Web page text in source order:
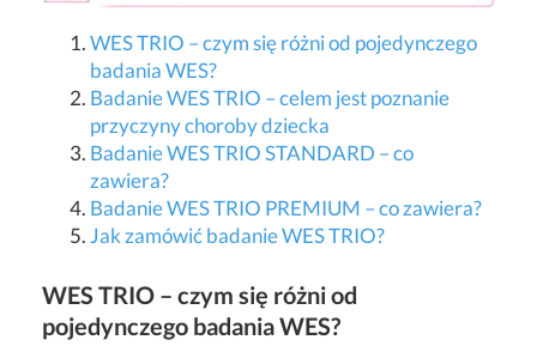
WES TRIO – czym się różni od pojedynczego
badania WES?
Badanie WES TRIO – celem jest poznanie
przyczyny choroby dziecka
Badanie WES TRIO STANDARD – co
zawiera?
Badanie WES TRIO PREMIUM – co zawiera?
Jak zamówić badanie WES TRIO?
WES TRIO – czym się różni od
pojedynczego badania WES?